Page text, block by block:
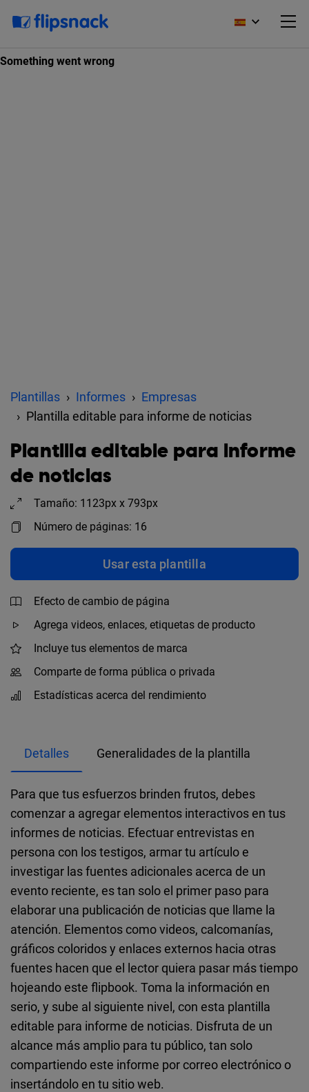
Plantillas Informes
Empresas
Plantilla editable para informe de noticias
Plantilla editable para informe
de noticias
Tamaño: 1123px x 793px
Número de páginas: 16
Usar esta plantilla
Efecto de cambio de página
Agrega videos, enlaces, etiquetas de producto
Incluye tus elementos de marca
Comparte de forma pública o privada
Estadísticas acerca del rendimiento
Detalles Generalidades de la plantilla
Para que tus esfuerzos brinden frutos, debes
comenzar a agregar elementos interactivos en tus
informes de noticias. Efectuar entrevistas en
persona con los testigos, armar tu artículo e
investigar las fuentes adicionales acerca de un
evento reciente, es tan solo el primer paso para
elaborar una publicación de noticias que llame la
atención. Elementos como videos, calcomanías,
gráficos coloridos y enlaces externos hacia otras
fuentes hacen que el lector quiera pasar más tiempo
hojeando este flipbook. Toma la información en
serio, y sube al siguiente nivel, con esta plantilla
editable para informe de noticias. Disfruta de un
alcance más amplio para tu público, tan solo
compartiendo este informe por correo electrónico o
insertándolo en tu sitio web.